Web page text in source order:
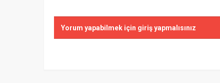
Yorum yapabilmek için giriş yapmalısınız